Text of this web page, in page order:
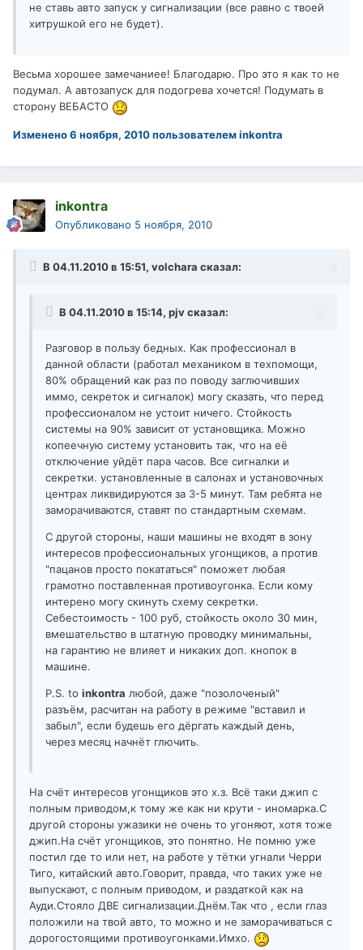
не ставь авто запуск у сигнализации (все равно с твоей
хитрушкой его не будет).
Весьма хорошее замечаниее! Благодарю. Про это я как то не
подумал. А автозапуск для подогрева хочется! Подумать в
сторону ВЕБАСТО
Изменено6 ноября, 2010пользователем inkontra
inkontra
Опубликовано 5 ноября, 2010
В 04.11.2010 в 15:51, volchara сказал:
В 04.11.2010 в 15:14, pjv сказал:
Разговор в пользу бедных. Как профессионал в
данной области (работал механиком в техпомощи,
80% обращений как раз по поводу заглючивших
иммо, секреток и сигналок) могу сказать, что перед
профессионалом не устоит ничего. Стойкость
системы на 90% зависит от установщика. Можно
копеечную систему установить так, что на её
отключение уйдёт пара часов. Все сигналки и
секретки. установленные в салонах и установочных
центрах ликвидируются за 3-5 минут. Там ребята не
заморачиваются, ставят по стандартным схемам.
С другой стороны, наши машины не входят в зону
интересов профессиональных угонщиков, а против
"пацанов просто покататься" поможет любая
грамотно поставленная противоугонка. Если кому
интерено могу скинуть схему секретки.
Себестоимость - 100 руб, стойкость около 30 мин,
вмешательство в штатную проводку минимальны,
на гарантию не влияет и никаких доп. кнопок в
машине.
P.S. to inkontra любой, даже "позолоченый"
разъём, расчитан на работу в режиме "вставил и
забыл", если будешь его дёргать каждый день,
через месяц начнёт глючить.
На счёт интересов угонщиков это х.з. Всё таки джип с
полным приводом,к тому же как ни крути - иномарка.С
другой стороны ужазики не очень то угоняют, хотя тоже
джип.На счёт угонщиков, это понятно. Не помню уже
постил где то или нет, на работе у тётки угнали Черри
Тиго, китайский авто.Говорит, правда, что таких уже не
выпускают, с полным приводом, и раздаткой как на
Ауди.Стояло ДВЕ сигнализации.Днём.Так что , если глаз
положили на твой авто, то можно и не заморачиваться с
дорогостоящими противоугонками.Имхо.